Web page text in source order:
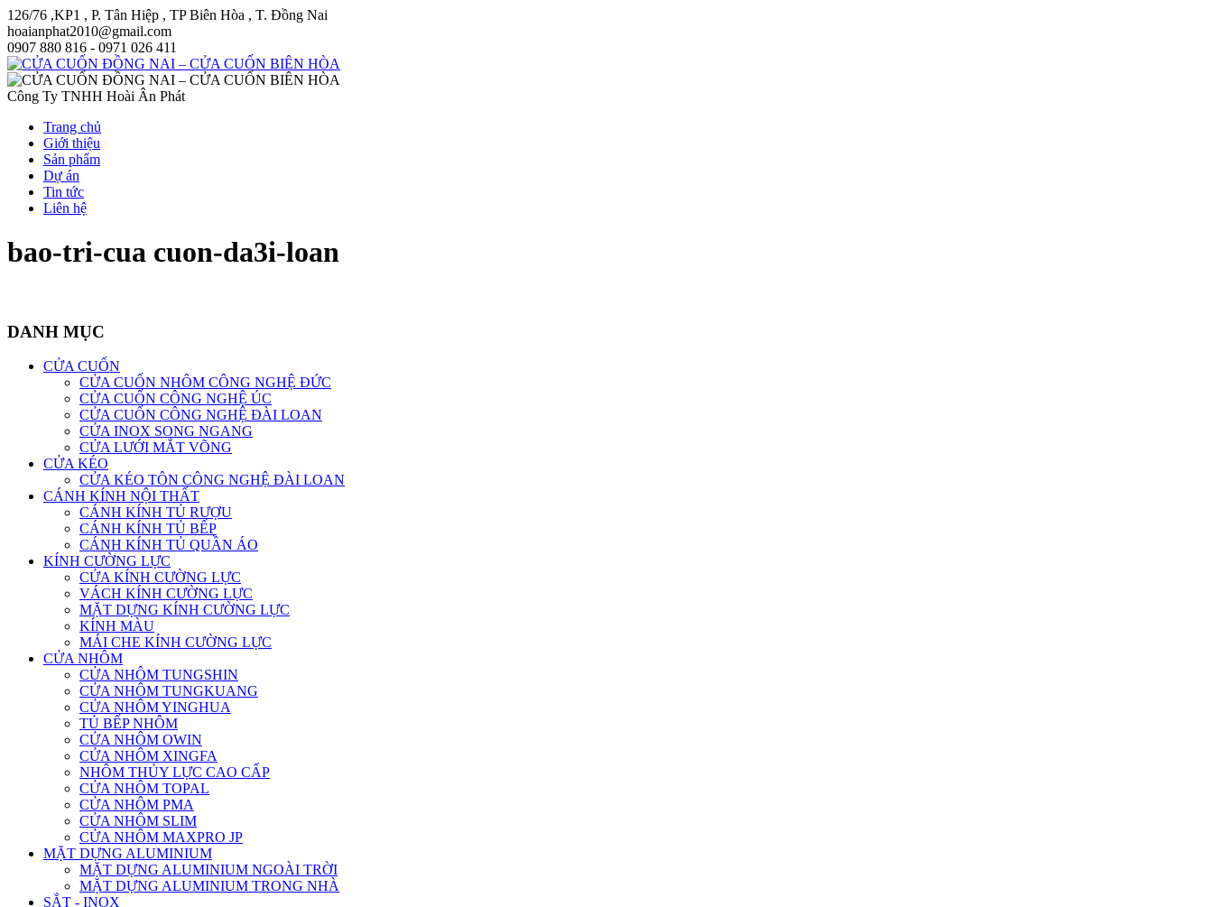
126/76 ,KP1 , P. Tân Hiệp , TP Biên Hòa , T. Đồng Nai
hoaianphat2010@gmail.com
0907 880 816 - 0971 026 411
Công Ty TNHH Hoài Ân Phát
Trang chủ
Giới thiệu
Sản phẩm
Dự án
Tin tức
Liên hệ
bao-tri-cua cuon-da3i-loan
DANH MỤC
CỬA CUỐN
CỬA CUỐN NHÔM CÔNG NGHỆ ĐỨC
CỬA CUỐN CÔNG NGHỆ ÚC
CỬA CUỐN CÔNG NGHỆ ĐÀI LOAN
CỬA INOX SONG NGANG
CỬA LƯỚI MẮT VÕNG
CỬA KÉO
CỬA KÉO TÔN CÔNG NGHỆ ĐÀI LOAN
CÁNH KÍNH NỘI THẤT
CÁNH KÍNH TỦ RƯỢU
CÁNH KÍNH TỦ BẾP
CÁNH KÍNH TỦ QUẦN ÁO
KÍNH CƯỜNG LỰC
CỬA KÍNH CƯỜNG LỰC
VÁCH KÍNH CƯỜNG LỰC
MẶT DỰNG KÍNH CƯỜNG LỰC
KÍNH MÀU
MÁI CHE KÍNH CƯỜNG LỰC
CỬA NHÔM
CỬA NHÔM TUNGSHIN
CỬA NHÔM TUNGKUANG
CỬA NHÔM YINGHUA
TỦ BẾP NHÔM
CỬA NHÔM OWIN
CỬA NHÔM XINGFA
NHÔM THỦY LỰC CAO CẤP
CỬA NHÔM TOPAL
CỬA NHÔM PMA
CỬA NHÔM SLIM
CỬA NHÔM MAXPRO JP
MẶT DỰNG ALUMINIUM
MẶT DỰNG ALUMINIUM NGOÀI TRỜI
MẶT DỰNG ALUMINIUM TRONG NHÀ
SẮT - INOX